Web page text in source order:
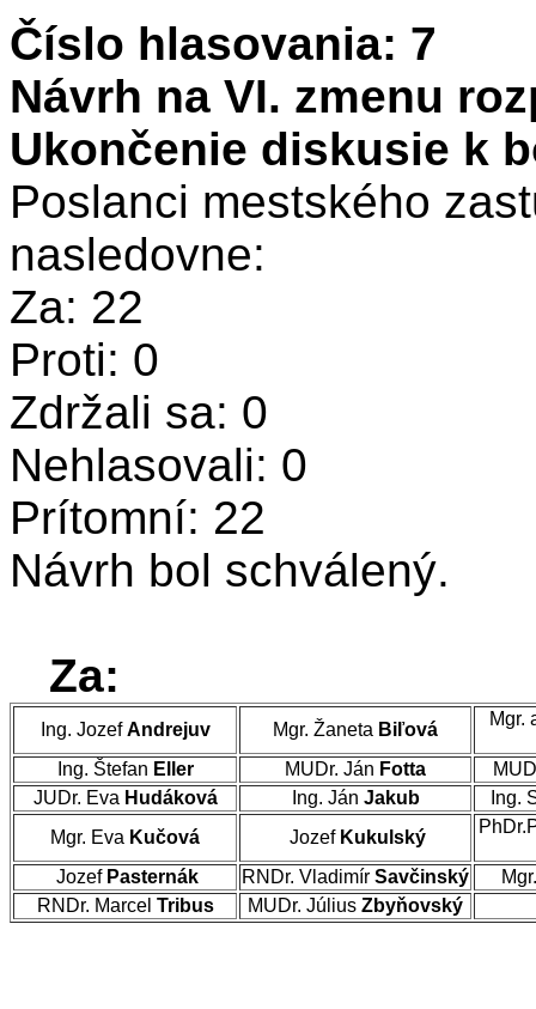
Číslo hlasovania: 7
Návrh na VI. zmenu
Ukončenie diskusie k
Poslanci mestského
nasledovne:
Za: 22
Proti: 0
Zdržali sa: 0
Nehlasovali: 0
Prítomní: 22
Návrh bol schválený.
Za:
Ing. JozefAndrejuv Mgr. Žaneta Biľová
Mgr.
Ing. Štefan Eller MUDr. Ján Fotta
JUDr. Eva Hudáková Ing. Ján Jakub
Ing.
Mgr. Eva Kučová Jozef Kukulský
Jozef Pasternák RNDr. Vladimír Savčinský
RNDr. Marcel Tribus MUDr. Július Zbyňovský